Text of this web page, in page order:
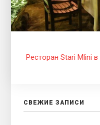
Ресторан Stari Mlini
СВЕЖИЕ ЗАПИСИ